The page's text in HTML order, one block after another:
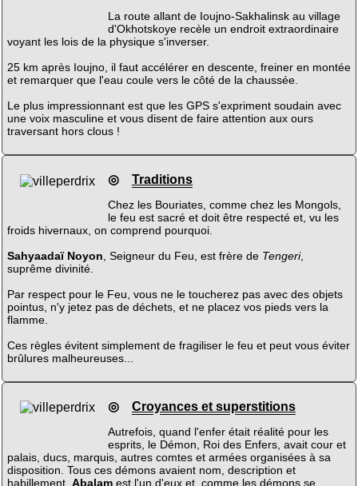
La route allant de Ioujno-Sakhalinsk au village
d'Okhotskoye recèle un endroit extraordinaire
voyant les lois de la physique s'inverser.
25 km après Ioujno, il faut accélérer en descente, freiner en montée
et remarquer que l'eau coule vers le côté de la chaussée.
Le plus impressionnant est que les GPS s'expriment soudain avec
une voix masculine et vous disent de faire attention aux ours
traversant hors clous !
◎ Traditions
Chez les Bouriates, comme chez les Mongols,
le feu est sacré et doit être respecté et, vu les
froids hivernaux, on comprend pourquoi.
Sahyaadaï Noyon, Seigneur du Feu, est frère de Tengeri,
suprême divinité.
Par respect pour le Feu, vous ne le toucherez pas avec des objets
pointus, n'y jetez pas de déchets, et ne placez vos pieds vers la
flamme.
Ces règles évitent simplement de fragiliser le feu et peut vous éviter
brûlures malheureuses...
◎ Croyances et superstitions
Autrefois, quand l'enfer était réalité pour les
esprits, le Démon, Roi des Enfers, avait cour et
palais, ducs, marquis, autres comtes et armées organisées à sa
disposition. Tous ces démons avaient nom, description et
habillement. Abalamest l'un d'eux et, comme les démons se